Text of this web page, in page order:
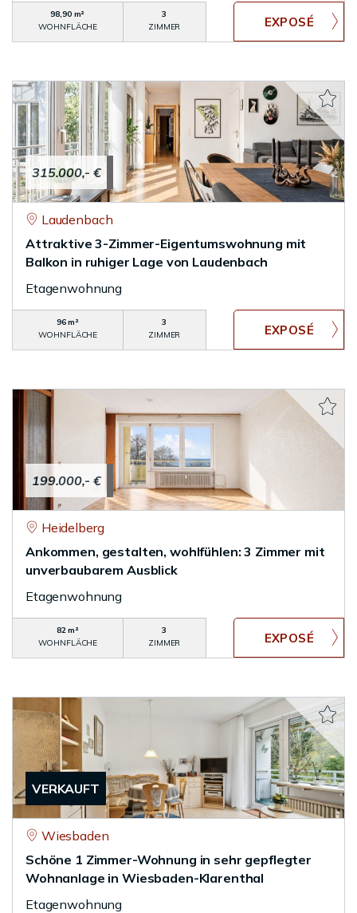
98,90 m²
WOHNFLÄCHE
3
ZIMMER
315.000,- €
Laudenbach
Attraktive 3-Zimmer-Eigentumswohnung mit
Balkon in ruhiger Lage von Laudenbach
Etagenwohnung
96 m²
WOHNFLÄCHE
3
ZIMMER
199.000,- €
Heidelberg
Ankommen, gestalten, wohlfühlen: 3 Zimmer mit
unverbaubarem Ausblick
Etagenwohnung
82 m²
WOHNFLÄCHE
3
ZIMMER
VERKAUFT
Wiesbaden
Schöne 1 Zimmer-Wohnung in sehr gepflegter
Wohnanlage in Wiesbaden-Klarenthal
Etagenwohnung